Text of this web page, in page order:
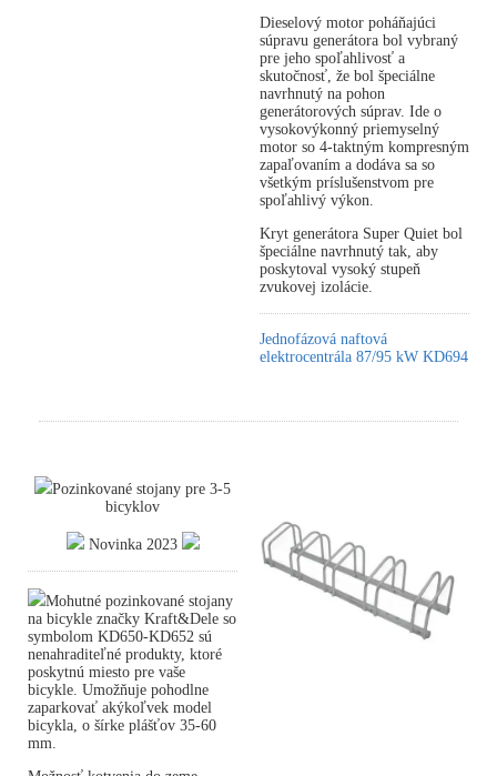
Dieselový motor poháňajúci
súpravu generátora bol vybraný
pre jeho spoľahlivosť a
skutočnosť, že bol špeciálne
navrhnutý na pohon
generátorových súprav. Ide o
vysokovýkonný priemyselný
motor so 4-taktným kompresným
zapaľovaním a dodáva sa so
všetkým príslušenstvom pre
spoľahlivý výkon.
Kryt generátora Super Quiet bol
špeciálne navrhnutý tak, aby
poskytoval vysoký stupeň
zvukovej izolácie.
Jednofázová naftová
elektrocentrála 87/95 kW KD694
Pozinkované stojany pre 3-5
bicyklov
Novinka 2023
Mohutné pozinkované stojany
na bicykle značky Kraft&Dele so
symbolom KD650-KD652 sú
nenahraditeľné produkty, ktoré
poskytnú miesto pre vaše
bicykle. Umožňuje pohodlne
zaparkovať akýkoľvek model
bicykla, o šírke plášťov 35-60
mm.